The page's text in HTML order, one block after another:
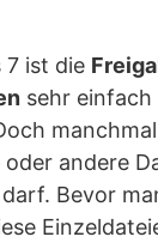
7 ist die
sehr einfach
oder andere
Bevor